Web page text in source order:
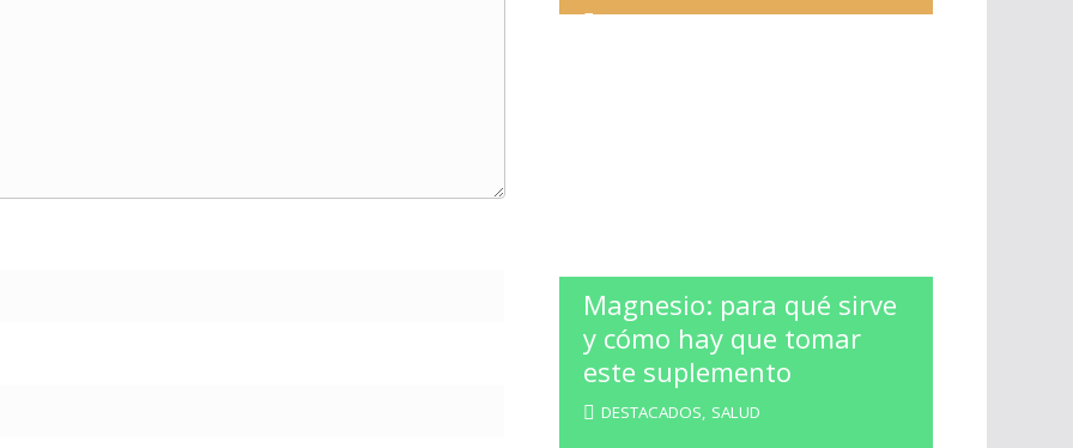
ESPECTACULOS, LA BANDA
Magnesio: para qué sirve
y cómo hay que tomar
este suplemento
DESTACADOS, SALUD